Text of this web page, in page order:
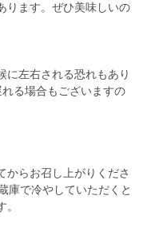
ります。ぜひ美味しいの
に左右される恐れもあり
る場合もございますの
からお召し上がりくださ
庫で冷やしていただくと